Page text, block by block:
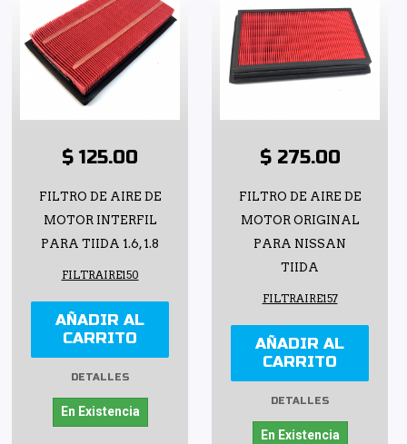
$ 125.00
FILTRO DE AIRE DE
MOTOR INTERFIL
PARA TIIDA 1.6, 1.8
FILTRAIRE150
AÑADIR AL
CARRITO
DETALLES
En Existencia
$ 275.00
FILTRO DE AIRE DE
MOTOR ORIGINAL
PARA NISSAN
TIIDA
FILTRAIRE157
AÑADIR AL
CARRITO
DETALLES
En Existencia